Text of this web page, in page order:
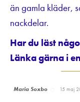
än gamla kläder,
nackdelar.
Har du läst
Länka gärna i
Maria Soxbo 15 maj